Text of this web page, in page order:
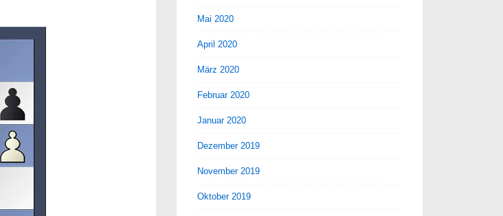
Mai 2020
April 2020
März 2020
Februar 2020
Januar 2020
Dezember 2019
November 2019
Oktober 2019